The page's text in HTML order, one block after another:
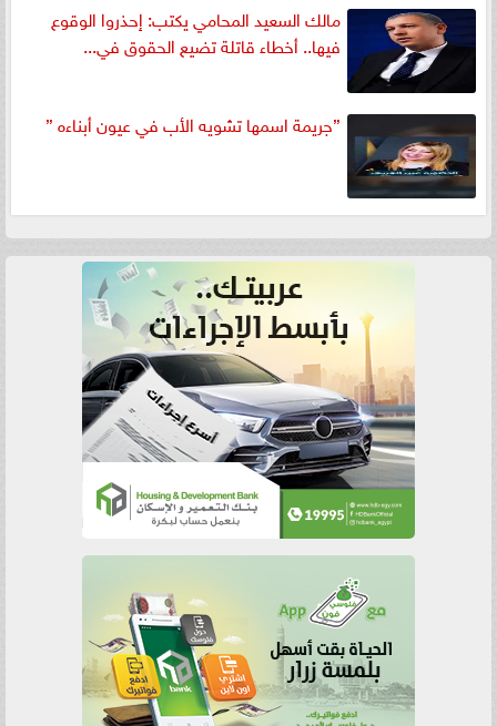
مالك السعيد المحامي يكتب: إحذروا الوقوع
فيها.. أخطاء قاتلة تضيع الحقوق في...
”جريمة اسمها تشويه الأب في عيون أبناءه ”